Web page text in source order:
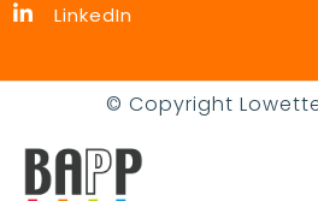
LinkedIn
© Copyright